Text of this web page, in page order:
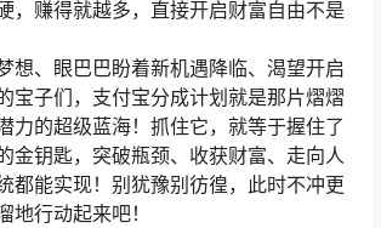
，赚得就越多，直接开启财富自由不是
想、眼巴巴盼着新机遇降临、渴望开启
宝子们，支付宝分成计划就是那片熠熠
力的超级蓝海！抓住它，就等于握住了
金钥匙，突破瓶颈、收获财富、走向人
都能实现！别犹豫别彷徨，此时不冲更
地行动起来吧！